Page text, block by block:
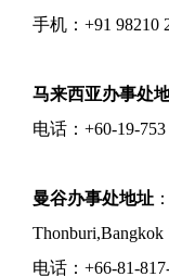
手机：+91 98210
马来西亚办事处
电话：+60-19-753
曼谷办事处地址
Thonburi,Bangkok
电话：+66-81-